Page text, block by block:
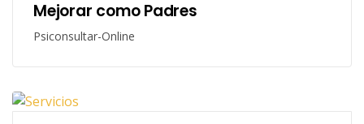
Mejorar como Padres
Psiconsultar-Online